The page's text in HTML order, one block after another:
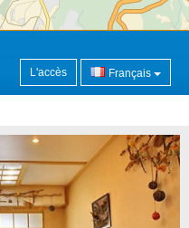
L'accès Français